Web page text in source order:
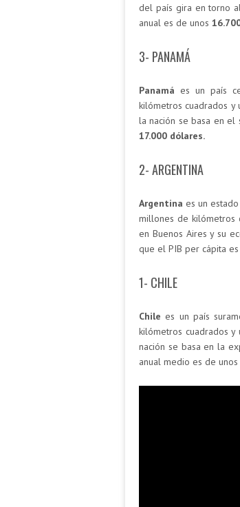
del país gira en torno
anual es de unos
3- PANAMÁ
Panamá es un país
kilómetros cuadrados y
la nación se basa en el
17.000 dólares.
2- ARGENTINA
Argentina es un
millones de kilómetros
en Buenos Aires y su
que el PIB per cápita
1- CHILE
Chile es un país
kilómetros cuadrados
nación se basa en la
anual medio es de unos